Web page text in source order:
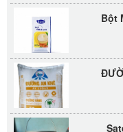
Bột